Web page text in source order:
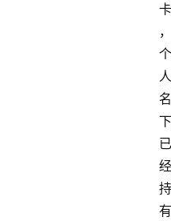
卡
，
个
人
名
下
已
经
持
有